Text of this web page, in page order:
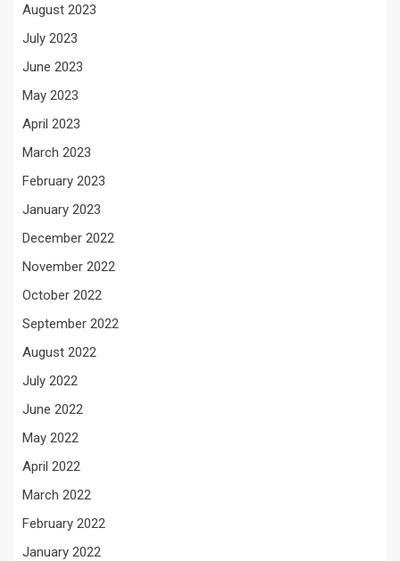
August 2023
July 2023
June 2023
May 2023
April 2023
March 2023
February 2023
January 2023
December 2022
November 2022
October 2022
September 2022
August 2022
July 2022
June 2022
May 2022
April 2022
March 2022
February 2022
January 2022